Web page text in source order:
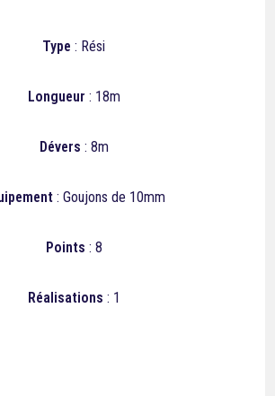
Type : Rési
Longueur : 18m
Dévers : 8m
: Goujons de 10mm
Points : 8
Réalisations : 1